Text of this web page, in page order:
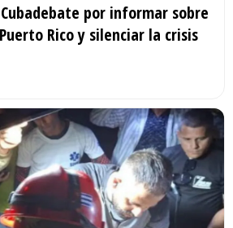
por informar sobre
Rico y silenciar la crisis